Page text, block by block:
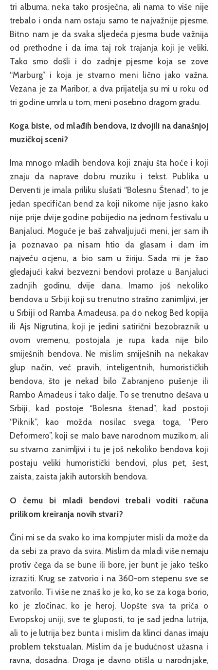
tri albuma, neka tako prosječna, ali nama to više nije
trebalo i onda nam ostaju samo te najvažnije pjesme.
Bitno nam je da svaka sljedeća pjesma bude važnija
od prethodne i da ima taj rok trajanja koji je veliki.
Tako smo došli i do zadnje pjesme koja se zove
“Marburg” i koja je stvarno meni lično jako važna.
Vezana je za Maribor, a dva prijatelja su mi u roku od
tri godine umrla u tom, meni posebno dragom gradu.
Koga biste, od mlađih bendova, izdvojili na današnjoj
muzičkoj sceni?
Ima mnogo mladih bendova koji znaju šta hoće i koji
znaju da naprave dobru muziku i tekst. Publika u
Derventi je imala priliku slušati “Bolesnu Štenad”, to je
jedan specifičan bend za koji nikome nije jasno kako
nije prije dvije godine pobijedio na jednom festivalu u
Banjaluci. Moguće je baš zahvaljujući meni, jer sam ih
ja poznavao pa nisam htio da glasam i dam im
najveću ocjenu, a bio sam u žiriju. Sada mi je žao
gledajući kakvi bezvezni bendovi prolaze u Banjaluci
zadnjih godinu, dvije dana. Imamo još nekoliko
bendova u Srbiji koji su trenutno strašno zanimljivi, jer
u Srbiji od Ramba Amadeusa, pa do nekog Bed kopija
ili Ajs Nigrutina, koji je jedini satirični bezobraznik u
ovom vremenu, postojala je rupa kada nije bilo
smiješnih bendova. Ne mislim smiješnih na nekakav
glup način, već pravih, inteligentnih, humorističkih
bendova, što je nekad bilo Zabranjeno pušenje ili
Rambo Amadeus i tako dalje. To se trenutno dešava u
Srbiji, kad postoje “Bolesna štenad”, kad postoji
“Piknik”, kao možda nosilac svega toga, “Pero
Deformero”, koji se malo bave narodnom muzikom, ali
su stvarno zanimljivi i tu je još nekoliko bendova koji
postaju veliki humoristički bendovi, plus pet, šest,
zaista, zaista jakih autorskih bendova.
O čemu bi mladi bendovi trebali voditi računa
prilikom kreiranja novih stvari?
Čini mi se da svako ko ima kompjuter misli da može da
da sebi za pravo da svira. Mislim da mladi više nemaju
protiv čega da se bune ili bore, jer bunt je jako teško
izraziti. Krug se zatvorio i na 360-om stepenu sve se
zatvorilo. Ti više ne znaš ko je ko, ko se za koga borio,
ko je zločinac, ko je heroj. Uopšte sva ta priča o
Evropskoj uniji, sve te gluposti, to je sad jedna lutrija,
ali to je lutrija bez bunta i mislim da klinci danas imaju
problem tekstualan. Mislim da je budućnost užasna i
ravna, dosadna. Droga je davno otišla u narodnjake,